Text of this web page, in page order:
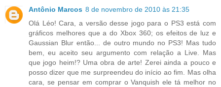
Antônio Marcos 8 de novembro de 2010 às 21:35
Olá Léo! Cara, a versão desse jogo para o PS3 está com
gráficos melhores que a do Xbox 360; os efeitos de luz e
Gaussian Blur então... de outro mundo no PS3! Mas tudo
bem, eu aceito seu argumento com relação a Live. Mas
que jogo heim!? Uma obra de arte! Zerei ainda a pouco e
posso dizer que me surpreendeu do início ao fim. Mas olha
cara, se pensar em comprar o Vanquish ele tá melhor no